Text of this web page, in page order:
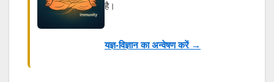
है।
यज्ञ-विज्ञान का अन्वेषण करें →